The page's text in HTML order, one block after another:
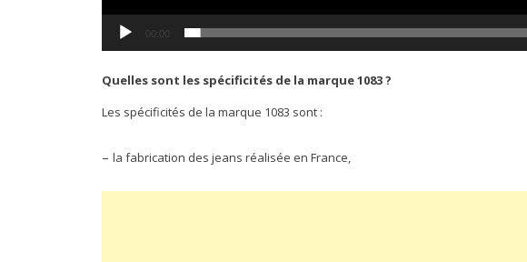
00:00
Quelles sont les spécificités de la marque 1083 ?
Les spécificités de la marque 1083 sont :
– la fabrication des jeans réalisée en France,